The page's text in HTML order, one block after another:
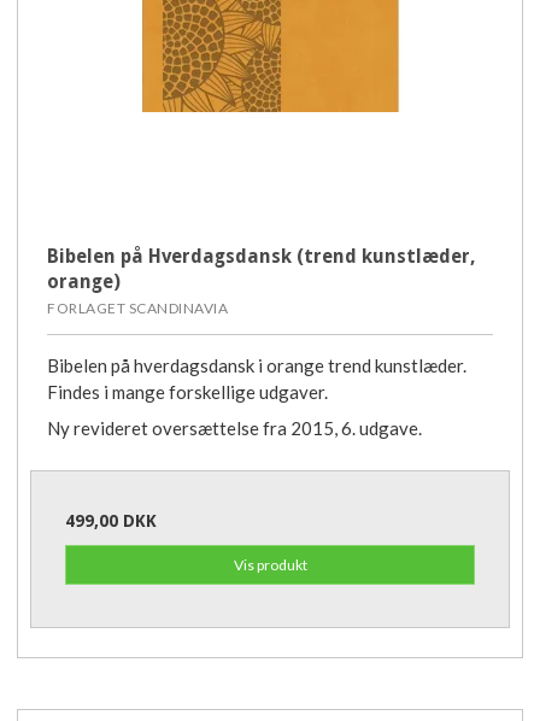
Bibelen på Hverdagsdansk (trend kunstlæder,
orange)
FORLAGET SCANDINAVIA
Bibelen på hverdagsdansk i orange trend kunstlæder.
Findes i mange forskellige udgaver.
Ny revideret oversættelse fra 2015, 6. udgave.
499,00 DKK
Vis produkt